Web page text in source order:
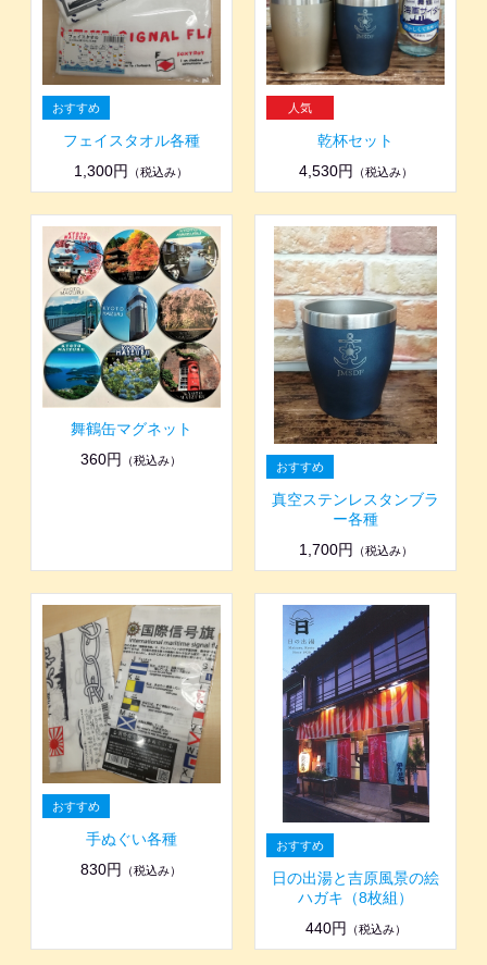
フェイスタオル各種
1,300円
（税込み）
乾杯セット
4,530円
（税込み）
舞鶴缶マグネット
360円
（税込み）
真空ステンレスタンブラ
ー各種
1,700円
（税込み）
手ぬぐい各種
830円
（税込み）
日の出湯と吉原風景の絵
ハガキ（8枚組）
440円
（税込み）